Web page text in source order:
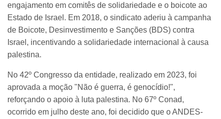
engajamento em comitês de solidariedade e o boicote ao
Estado de Israel. Em 2018, o sindicato aderiu à campanha
de Boicote, Desinvestimento e Sanções (BDS) contra
Israel, incentivando a solidariedade internacional à causa
palestina.
No 42º Congresso da entidade, realizado em 2023, foi
aprovada a moção "Não é guerra, é genocídio!",
reforçando o apoio à luta palestina. No 67º Conad,
ocorrido em julho deste ano, foi decidido que o ANDES-